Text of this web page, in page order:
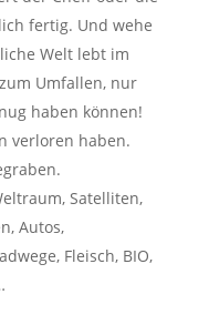
fertig. Und wehe
Welt lebt im
Umfallen, nur
haben können!
verloren haben.
Satelliten,
Autos,
Fleisch, BIO,